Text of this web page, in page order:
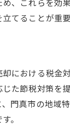
却税金対策
てることが重
における税金
た節税対策を
門真市の地域
。